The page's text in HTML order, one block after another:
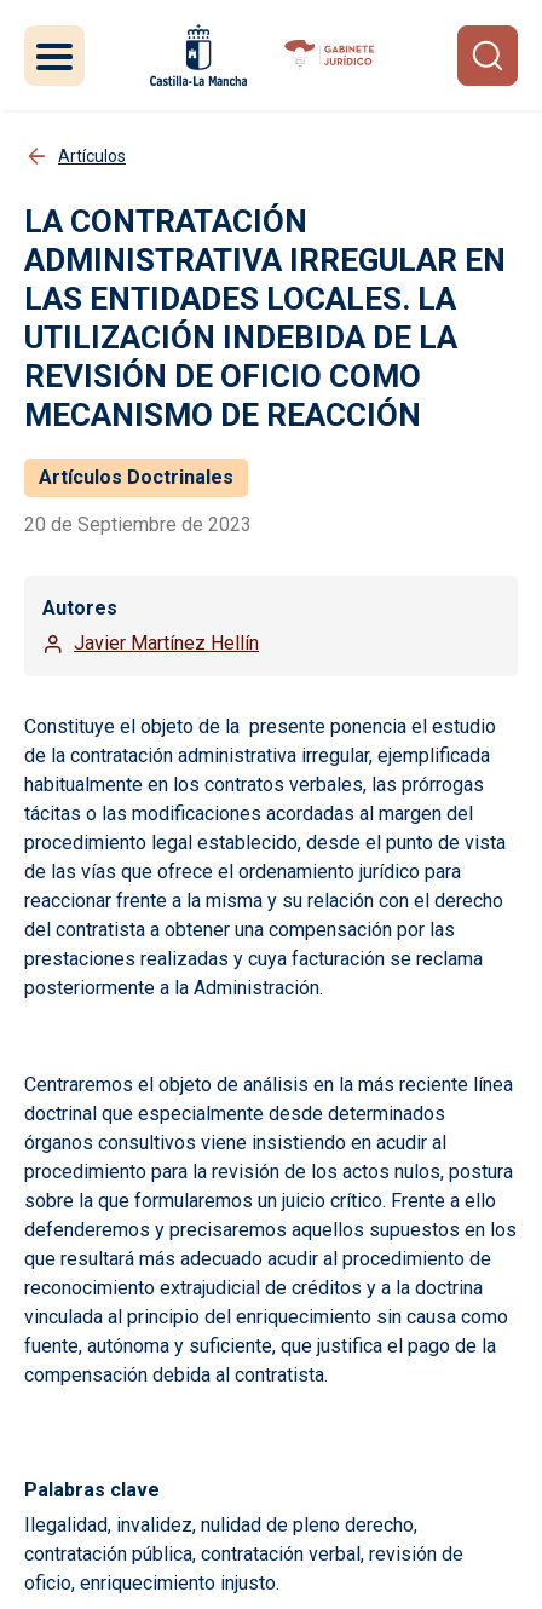
Artículos
LA CONTRATACIÓN
ADMINISTRATIVA IRREGULAR EN
LAS ENTIDADES LOCALES. LA
UTILIZACIÓN INDEBIDA DE LA
REVISIÓN DE OFICIO COMO
MECANISMO DE REACCIÓN
Artículos Doctrinales
20 de Septiembre de 2023
Autores
Javier Martínez Hellín
Constituye el objeto de la presente ponencia el estudio
de la contratación administrativa irregular, ejemplificada
habitualmente en los contratos verbales, las prórrogas
tácitas o las modificaciones acordadas al margen del
procedimiento legal establecido, desde el punto de vista
de las vías que ofrece el ordenamiento jurídico para
reaccionar frente a la misma y su relación con el derecho
del contratista a obtener una compensación por las
prestaciones realizadas y cuya facturación se reclama
posteriormente a la Administración.
Centraremos el objeto de análisis en la más reciente línea
doctrinal que especialmente desde determinados
órganos consultivos viene insistiendo en acudir al
procedimiento para la revisión de los actos nulos, postura
sobre la que formularemos un juicio crítico. Frente a ello
defenderemos y precisaremos aquellos supuestos en los
que resultará más adecuado acudir al procedimiento de
reconocimiento extrajudicial de créditos y a la doctrina
vinculada al principio del enriquecimiento sin causa como
fuente, autónoma y suficiente, que justifica el pago de la
compensación debida al contratista.
Palabras clave
Ilegalidad, invalidez, nulidad de pleno derecho,
contratación pública, contratación verbal, revisión de
oficio, enriquecimiento injusto.